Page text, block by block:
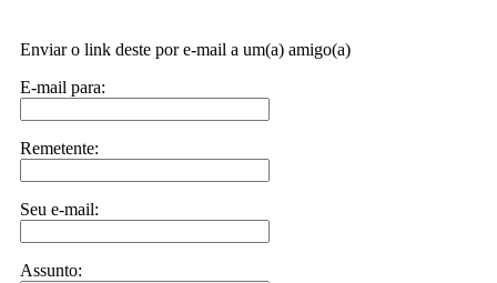
Enviar o link deste por e-mail a um(a) amigo(a)
E-mail para:
Remetente:
Seu e-mail:
Assunto: